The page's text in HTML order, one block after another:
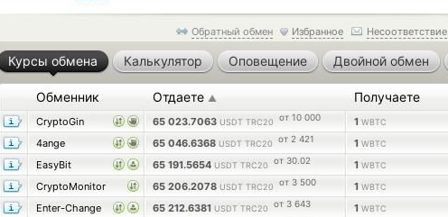
Обратный обмен Избранное Несоответствие
Курсы обмена Калькулятор Оповещение Двойной обмен
Обменник Отдаете ▲ Получаете
CryptoGin 65 023.7063 USDT TRC20 от 10 000 1 WBTC
4ange
65 046.6368 USDT TRC20 от 2 421 1 WBTC
EasyBit
65 191.5654 USDT TRC20 от 30.02 1 WBTC
CryptoMonitor
65 206.2078 USDT TRC20 от 3 500 1 WBTC
Enter-Change
65 212.6381 USDT TRC20 от 3 643 1 WBTC